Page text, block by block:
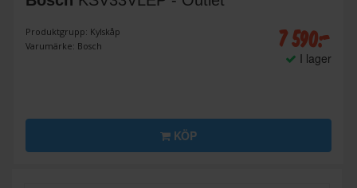
Produktgrupp: Kylskåp
Varumärke: Bosch
7 590:-
I lager
KÖP